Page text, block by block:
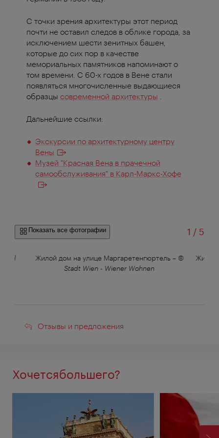
С точки зрения архитектуры этот период
почти не оставил следов в облике города, за
исключением шести зенитных башен,
которые до сих пор в качестве
мемориальных памятников напоминают о
том времени. С 60-х годов в Вене стали
появляться многочисленные выдающиеся
образцы современной архитектуры
Дальнейшие ссылки:
Экскурсии по архитектурному центру
Вены
Музей "Красная Вена в прачечной
самообслуживания" в Карл-Маркс-Хофе
Показать все фотографии 1 /из
5
Жилой дом на улице Маргаретенгюртель – ©
Stadt Wien - Wiener Wohnen
Жилой
Отзывы
Отзывы и предложения
Хочетсябольшего?